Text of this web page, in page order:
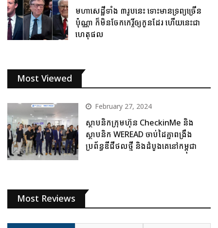
មហាសេដ្ឋីទាំង ៣រូបនេះ ទោះមានទ្រព្យច្រើន
ប៉ុណ្ណា ក៏មិនចែកកេរ្តិ៍ឲ្យកូនដែរ ហើយនេះជា
ហេតុផល
Most Viewed
February 27, 2024
ស្ថាបនិកក្រុមហ៊ុន CheckinMe និង
ស្ថាបនិក WEREAD ចាប់ដៃគ្នាពង្រឹង
ប្រព័ន្ធឌីជីថលថ្មី និងដំបូងគេនៅកម្ពុជា
Most Reviews